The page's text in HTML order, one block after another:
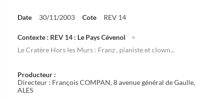
Date 30/11/2003 Cote REV 14
Contexte : REV 14 : Le Pays Cévenol
Le Cratère Hors les Murs : Franz , pianiste et clown...
Producteur :
Directeur : François COMPAN, 8 avenue général de Gaulle,
ALES